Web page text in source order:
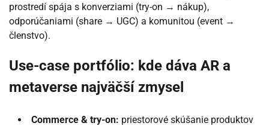
prostredí spája s konverziami (try-on → nákup),
odporúčaniami (share → UGC) a komunitou (event →
členstvo).
Use-case portfólio: kde dáva AR a
metaverse najväčší zmysel
Commerce & try-on: priestorové skúšanie produktov